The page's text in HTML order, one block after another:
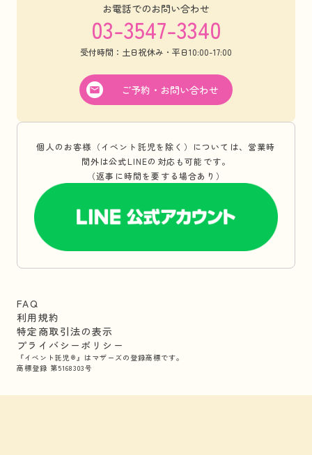
お電話でのお問い合わせ
03-3547-3340
受付時間：土日祝休み・平日10:00-17:00
ご予約・お問い合わせ
個人のお客様（イベント託児を除く）については、営業時
間外は公式LINEの対応も可能です。
（返事に時間を要する場合あり）
FAQ
利用規約
特定商取引法の表示
プライバシーポリシー
『イベント託児®』はマザーズの登録商標です。
商標登録 第5168303号